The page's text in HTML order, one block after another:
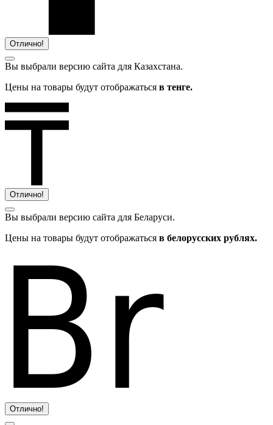
Отлично!
Вы выбрали версию сайта для Казахстана.
Цены на товары будут отображаться в тенге.
Отлично!
Вы выбрали версию сайта для Беларуси.
Цены на товары будут отображаться в белорусских рублях.
Отлично!